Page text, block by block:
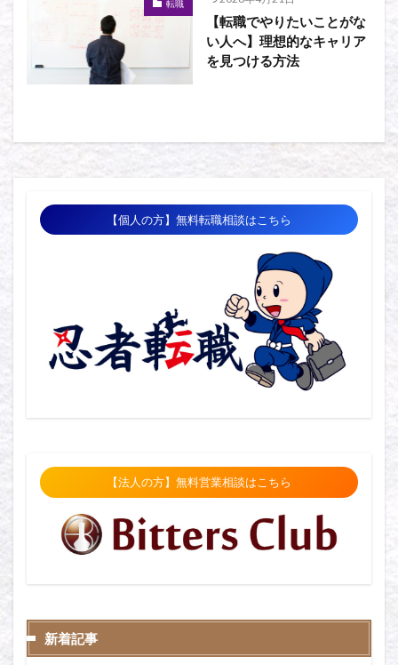
転職
【転職でやりたいことがな
い人へ】理想的なキャリア
を見つける方法
【個人の方】無料転職相談はこちら
【法人の方】無料営業相談はこちら
新着記事